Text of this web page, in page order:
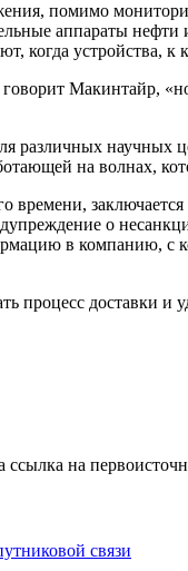
помимо
аппараты
когда устройства,
Макинтайр,
различных
на волнах,
времени,
о
в компанию, с
процесс доставки и
на
связи